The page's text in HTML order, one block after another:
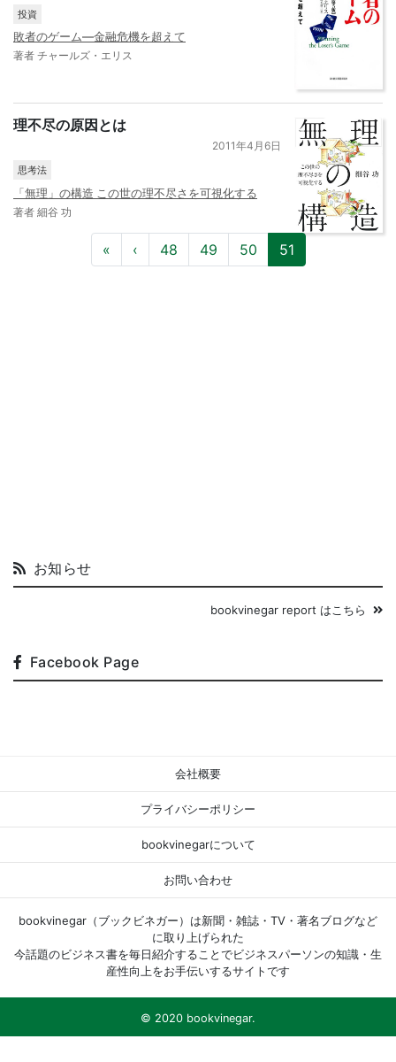
投資
敗者のゲーム―金融危機を超えて
著者 チャールズ・エリス
理不尽の原因とは
2011年4月6日
思考法
「無理」の構造 この世の理不尽さを可視化する
著者 細谷 功
« ‹ 48 49 50 51
お知らせ
bookvinegar report はこちら
Facebook Page
会社概要
プライバシーポリシー
bookvinegarについて
お問い合わせ
bookvinegar（ブックビネガー）は新聞・雑誌・TV・著名ブログなど
に取り上げられた
今話題のビジネス書を毎日紹介することでビジネスパーソンの知識・生
産性向上をお手伝いするサイトです
© 2020 bookvinegar.